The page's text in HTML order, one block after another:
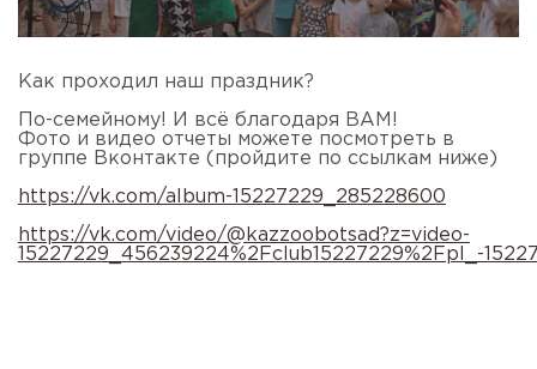
Как проходил наш праздник?
По-семейному! И всё благодаря ВАМ!
Фото и видео отчеты можете посмотреть в
группе Вконтакте (пройдите по ссылкам ниже)
https://vk.com/album-15227229_285228600
https://vk.com/video/@kazzoobotsad?z=video-
15227229_456239224%2Fclub15227229%2Fpl_-